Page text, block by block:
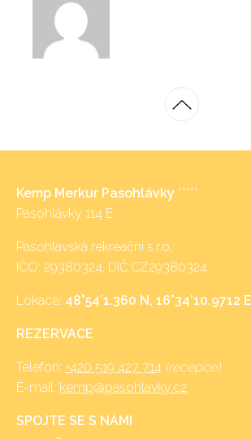
Kemp Merkur Pasohlávky *****
Pasohlávky 114 E
Pasohlávská rekreační s.r.o.
IČO: 29380324, DIČ:CZ29380324
Lokace: 48°54’1.360 N, 16°34’10.9712 E
REZERVACE
Telefon: +420 519 427 714 (recepce)
E-mail: kemp@pasohlavky.cz
SPOJTE SE S NÁMI